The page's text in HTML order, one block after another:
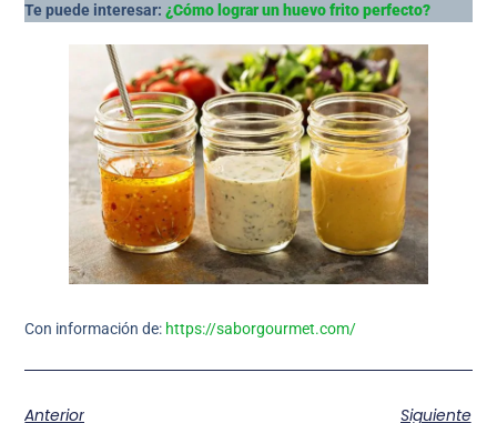
Te puede interesar:¿Cómo lograr un huevo frito perfecto?
Con información de: https://saborgourmet.com/
Anterior Siguiente